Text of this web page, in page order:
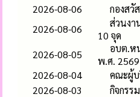
2026-08-06
กองสวั
2026-08-06
ส่วนง
10 จุด
2026-08-05
อบต.ห
พ.ศ. 2569
2026-08-04
คณะผู้บ
2026-08-03
กิจกรร